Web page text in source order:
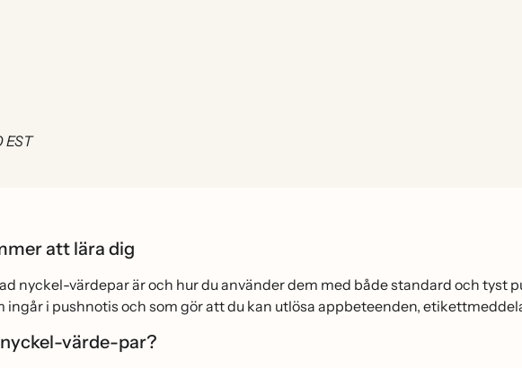
EST
att lära dig
nyckel-värdepar är och hur du använder dem med både standard och tyst
ingår i pushnotis och som gör att du kan utlösa appbeteenden,
värde-par?